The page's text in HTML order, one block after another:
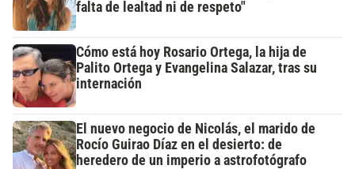
falta de lealtad ni de respeto"
Cómo está hoy Rosario Ortega, la hija de
Palito Ortega y Evangelina Salazar, tras su
internación
El nuevo negocio de Nicolás, el marido de
Rocío Guirao Díaz en el desierto: de
heredero de un imperio a astrofotógrafo